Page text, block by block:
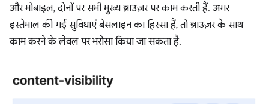
और मोबाइल, दोनों पर सभी मुख्य ब्राउज़र पर काम करती हैं. अगर
इस्तेमाल की गई सुविधाएं बेसलाइन का हिस्सा हैं, तो ब्राउज़र के साथ
काम करने के लेवल पर भरोसा किया जा सकता है.